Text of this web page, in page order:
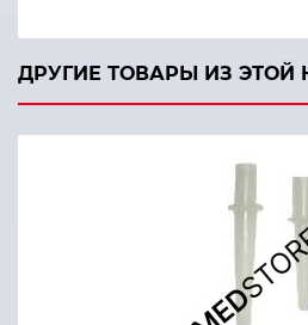
ДРУГИЕ ТОВАРЫ ИЗ ЭТОЙ